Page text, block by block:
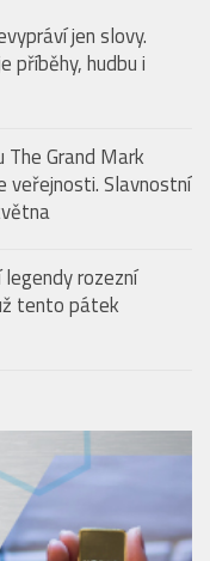
jen slovy.
příběhy, hudbu i
Grand Mark
veřejnosti. Slavnostní
rozezní
tento pátek